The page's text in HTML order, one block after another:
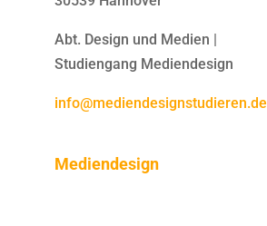
Abt. Design und Medien |
Studiengang Mediendesign
info@mediendesignstudieren.de
Mediendesign